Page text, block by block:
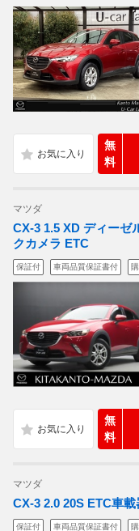
無
料
マツダ
CX-3 1.5 XD ディーゼ
クカメラ ETC
保証付 車両品質保証書付
無
料
マツダ
CX-3 2.0 20S ETC車
保証付 車両品質保証書付